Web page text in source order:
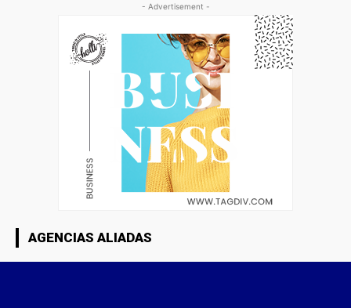
- Advertisement -
AGENCIAS ALIADAS